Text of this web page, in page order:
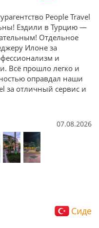
People Travel
Ездили в Турцию —
Отдельное
Илоне за
и
Всё прошло легко и
оправдал наши
за отличный сервис и
07.08.2026
Сиде